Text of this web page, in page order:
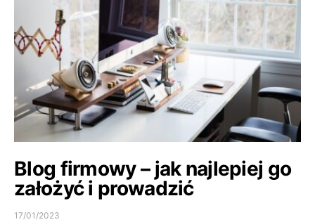
Blog firmowy – jak najlepiej go
założyć i prowadzić
17/01/2023